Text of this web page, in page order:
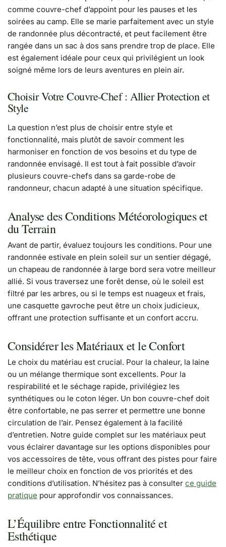
comme couvre-chef d’appoint pour les pauses et les
soirées au camp. Elle se marie parfaitement avec un style
de randonnée plus décontracté, et peut facilement être
rangée dans un sac à dos sans prendre trop de place. Elle
est également idéale pour ceux qui privilégient un look
soigné même lors de leurs aventures en plein air.
Choisir Votre Couvre-Chef : Allier Protection et
Style
La question n’est plus de choisir entre style et
fonctionnalité, mais plutôt de savoir comment les
harmoniser en fonction de vos besoins et du type de
randonnée envisagé. Il est tout à fait possible d’avoir
plusieurs couvre-chefs dans sa garde-robe de
randonneur, chacun adapté à une situation spécifique.
Analyse des Conditions Météorologiques et
du Terrain
Avant de partir, évaluez toujours les conditions. Pour une
randonnée estivale en plein soleil sur un sentier dégagé,
un chapeau de randonnée à large bord sera votre meilleur
allié. Si vous traversez une forêt dense, où le soleil est
filtré par les arbres, ou si le temps est nuageux et frais,
une casquette gavroche peut être un choix judicieux,
offrant une protection suffisante et un confort accru.
Considérer les Matériaux et le Confort
Le choix du matériau est crucial. Pour la chaleur, la laine
ou un mélange thermique sont excellents. Pour la
respirabilité et le séchage rapide, privilégiez les
synthétiques ou le coton léger. Un bon couvre-chef doit
être confortable, ne pas serrer et permettre une bonne
circulation de l’air. Pensez également à la facilité
d’entretien. Notre guide complet sur les matériaux peut
vous éclairer davantage sur les options disponibles pour
vos accessoires de tête, vous offrant des pistes pour faire
le meilleur choix en fonction de vos priorités et des
conditions d’utilisation. N’hésitez pas à consulter ce guide
pratique pour approfondir vos connaissances.
L’Équilibre entre Fonctionnalité et
Esthétique